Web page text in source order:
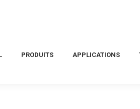
PRODUITS APPLICATIONS